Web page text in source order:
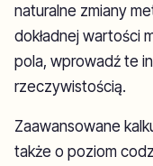
naturalne zmiany
dokładnej wartości
pola, wprowadź te
rzeczywistością.
Zaawansowane
także o poziom